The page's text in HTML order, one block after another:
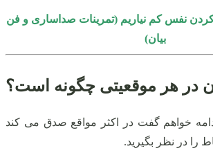
نفس کم نیاریم (تمرینات صداساری و فن
بیان)
در هر موقعیتی چگونه است؟
خواهم گفت در اکثر مواقع صدق می‌ کند
را در نظر بگیرید.